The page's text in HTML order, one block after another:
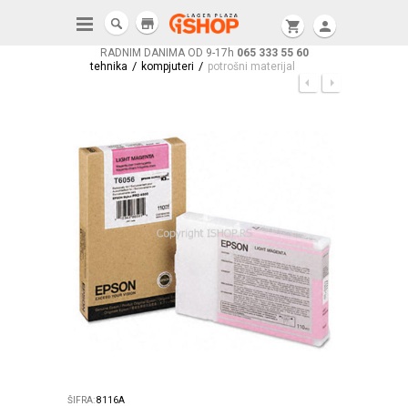
RADNIM DANIMA OD 9-17h 065 333 55 60
shopping_cart person
store
tehnika / kompjuteri / potrošni materijal
ŠIFRA:8116A